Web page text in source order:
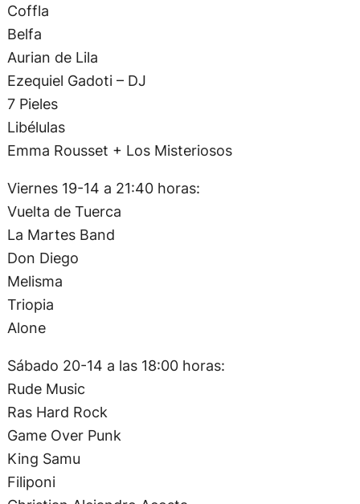
Coffla
Belfa
Aurian de Lila
Ezequiel Gadoti – DJ
7 Pieles
Libélulas
Emma Rousset + Los Misteriosos
Viernes 19-14 a 21:40 horas:
Vuelta de Tuerca
La Martes Band
Don Diego
Melisma
Triopia
Alone
Sábado 20-14 a las 18:00 horas:
Rude Music
Ras Hard Rock
Game Over Punk
King Samu
Filiponi